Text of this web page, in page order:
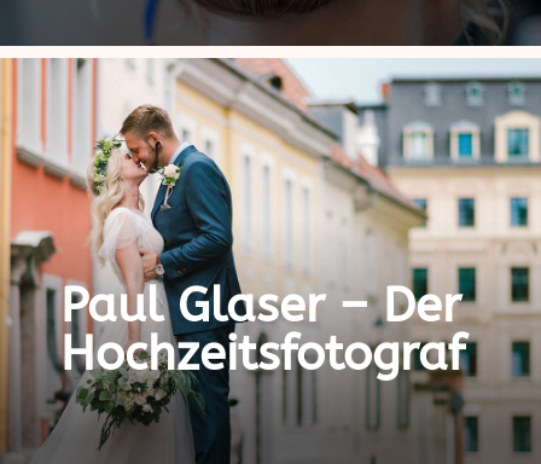
Paul Glaser – Der
Hochzeitsfotograf